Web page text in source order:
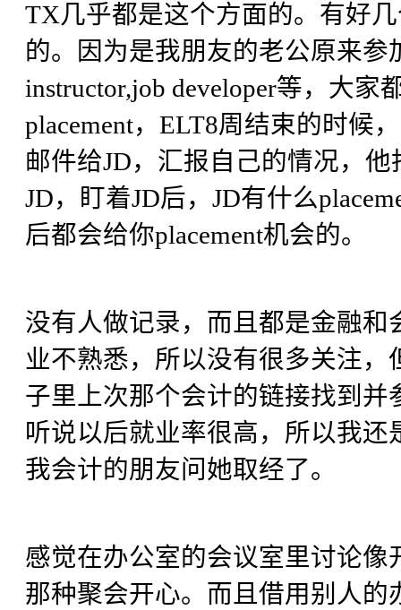
TX几乎都是这个方面的。有好
的。因为是我朋友的老公原来
instructor,job developer等，大
placement，ELT8周结束的时候
邮件给JD，汇报自己的情况，
JD，盯着JD后，JD有什么
后都会给你placement机会的。
没有人做记录，而且都是金融
业不熟悉，所以没有很多关注
子里上次那个会计的链接找到并
听说以后就业率很高，所以我
我会计的朋友问她取经了。
感觉在办公室的会议室里讨论
那种聚会开心。而且借用别人